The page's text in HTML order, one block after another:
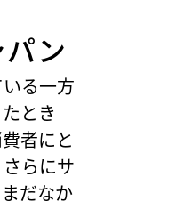
ン
る一方
とき
者にと
らにサ
だなか